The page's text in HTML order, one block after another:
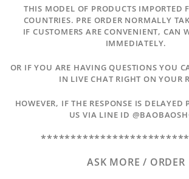
THIS MODEL OF PRODUCTS IMPORTED
COUNTRIES. PRE ORDER NORMALLY
IF CUSTOMERS ARE CONVENIENT, CAN
IMMEDIATELY.
OR IF YOU ARE HAVING QUESTIONS YOU
IN LIVE CHAT RIGHT ON YOUR
HOWEVER, IF THE RESPONSE IS DELAYED
US VIA LINE ID
ASK MORE / ORDER